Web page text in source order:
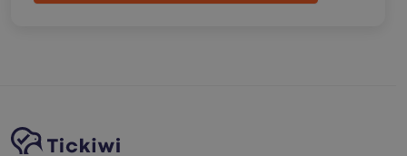
Navigacija spletnega mesta
Platforma Tickiwi